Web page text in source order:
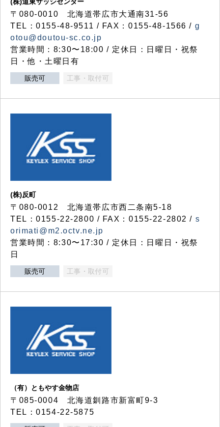
〒080-0010 北海道帯広市大通南31-56
TEL：0155-48-9511 / FAX：0155-48-1566 / g
otou@doutou-sc.co.jp
営業時間：8:30〜18:00 / 定休日：日曜日・祝祭
日・他・土曜日有
販売可 工事・取付可
(株)反町
〒080-0012 北海道帯広市西二条南5-18
TEL：0155-22-2800 / FAX：0155-22-2802 / s
orimati@m2.octv.ne.jp
営業時間：8:30〜17:30 / 定休日：日曜日・祝祭
日
販売可 工事・取付可
（有）ともやす金物店
〒085-0004 北海道釧路市新富町9-3
TEL：0154-22-5875